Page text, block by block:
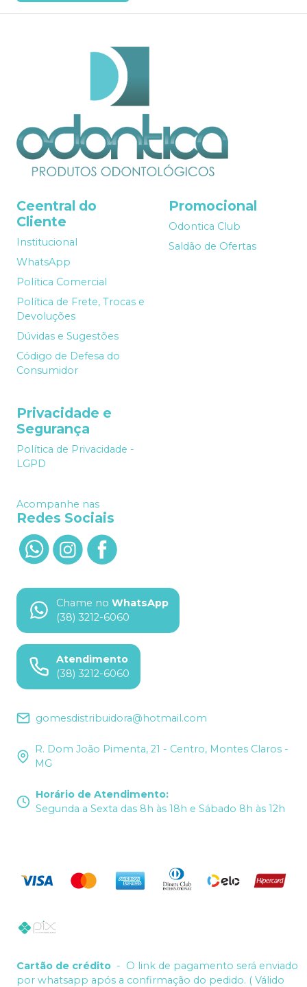
Ceentral do
Cliente
Institucional
WhatsApp
Política Comercial
Política de Frete, Trocas e
Devoluções
Dúvidas e Sugestões
Código de Defesa do
Consumidor
Promocional
Odontica Club
Saldão de Ofertas
Privacidade e
Segurança
Política de Privacidade -
LGPD
Acompanhe nas
Redes Sociais
Chame no WhatsApp
(38) 3212-6060
Atendimento
(38) 3212-6060
gomesdistribuidora@hotmail.com
R. Dom João Pimenta, 21 - Centro, Montes Claros -
MG
Horário de Atendimento:
Segunda a Sexta das 8h às 18h e Sábado 8h às 12h
Cartão de crédito - O link de pagamento será enviado
por whatsapp após a confirmação do pedido. ( Válido